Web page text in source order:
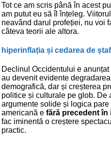
Tot ce am scris până în acest
am putut eu să îl înțeleg.
neavând darul profeției, nu voi
câteva teorii ale altora.
hiperinflația și cedarea de
Declinul Occidentului e
au devenit evidente
demografică, dar și creșterea
politice și culturale pe glob. De
argumente solide și logica
americană e fără precedent în
fac iminentă o creștere
practic.